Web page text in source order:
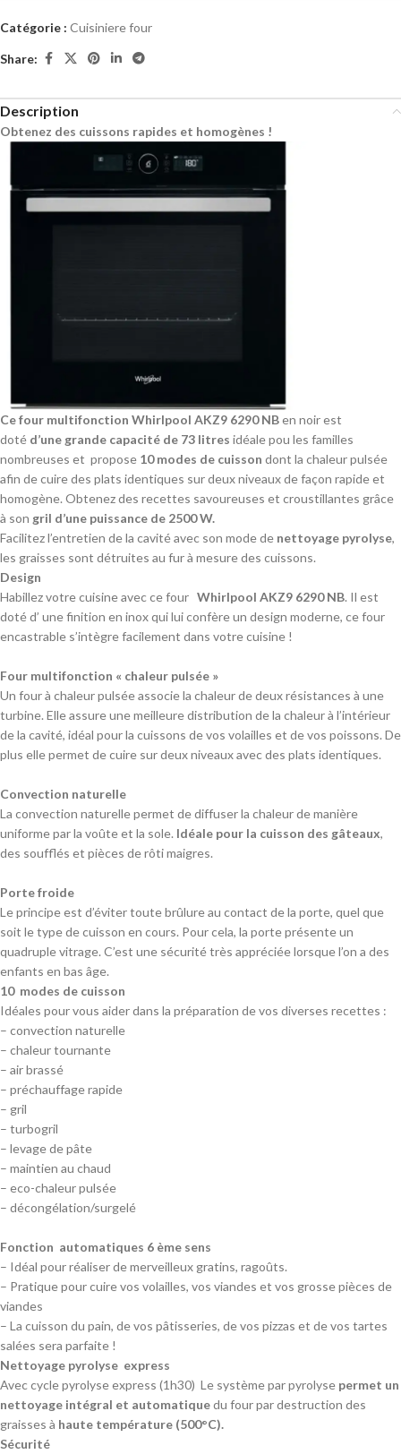
Catégorie : Cuisiniere four
Share:
Description
Obtenez des cuissons rapides et homogènes !
Ce four multifonction Whirlpool AKZ9 6290 NBen noir est
doté d’une grande capacité de 73 litres idéale pou les familles
nombreuses et propose 10 modes de cuisson dont la chaleur pulsée
afin de cuire des plats identiques sur deux niveaux de façon rapide et
homogène. Obtenez des recettes savoureuses et croustillantes grâce
à son gril d’une puissance de 2500 W.
Facilitez l’entretien de la cavité avec son mode de nettoyage pyrolyse,
les graisses sont détruites au fur à mesure des cuissons.
Design
Habillez votre cuisine avec ce four Whirlpool AKZ9 6290 NB. Il est
doté d’ une finition en inox qui lui confère un design moderne, ce four
encastrable s’intègre facilement dans votre cuisine !
Four multifonction « chaleur pulsée »
Un four à chaleur pulsée associe la chaleur de deux résistances à une
turbine. Elle assure une meilleure distribution de la chaleur à l’intérieur
de la cavité, idéal pour la cuissons de vos volailles et de vos poissons. De
plus elle permet de cuire sur deux niveaux avec des plats identiques.
Convection naturelle
La convection naturelle permet de diffuser la chaleur de manière
uniforme par la voûte et la sole. Idéale pour la cuisson des gâteaux,
des soufflés et pièces de rôti maigres.
Porte froide
Le principe est d’éviter toute brûlure au contact de la porte, quel que
soit le type de cuisson en cours. Pour cela, la porte présente un
quadruple vitrage. C’est une sécurité très appréciée lorsque l’on a des
enfants en bas âge.
10 modes de cuisson
Idéales pour vous aider dans la préparation de vos diverses recettes :
– convection naturelle
– chaleur tournante
– air brassé
– préchauffage rapide
– gril
– turbogril
– levage de pâte
– maintien au chaud
– eco-chaleur pulsée
– décongélation/surgelé
Fonction automatiques 6 ème sens
– Idéal pour réaliser de merveilleux gratins, ragoûts.
– Pratique pour cuire vos volailles, vos viandes et vos grosse pièces de
viandes
– La cuisson du pain, de vos pâtisseries, de vos pizzas et de vos tartes
salées sera parfaite !
Nettoyage pyrolyse express
Avec cycle pyrolyse express (1h30) Le système par pyrolyse permet un
nettoyage intégral et automatiquedu four par destruction des
graisses à haute température (500°C).
Sécurité